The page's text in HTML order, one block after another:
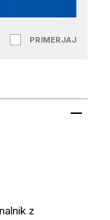
PRIMERJAJ
z